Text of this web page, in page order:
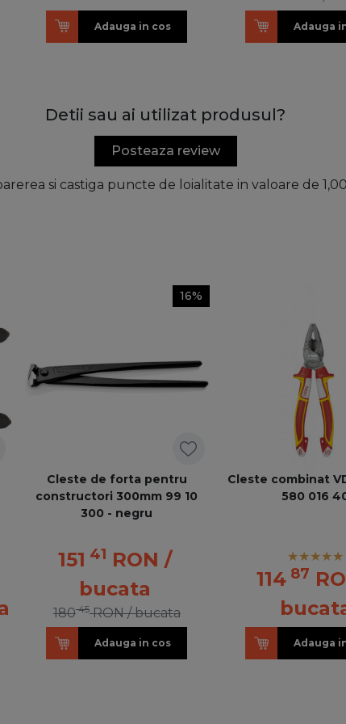
Adauga in cos Adauga
Detii sau ai utilizat produsul?
Posteaza review
si castiga puncte de loialitate in valoare de
16%
Cleste de forta pentru
constructori 300mm 99 10
300 - negru
151 41 RON /
bucata
18045 RON / bucata
Adauga in cos
Cleste combinat
580 016
114 87
Adauga